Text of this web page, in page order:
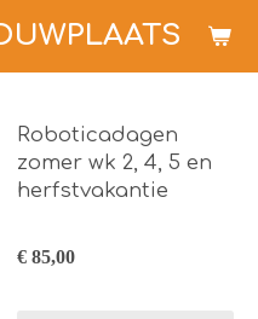
Roboticadagen
zomer wk 2, 4, 5 en
herfstvakantie
€ 85,00